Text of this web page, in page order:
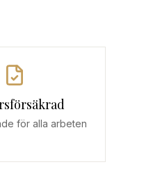
för alla arbeten